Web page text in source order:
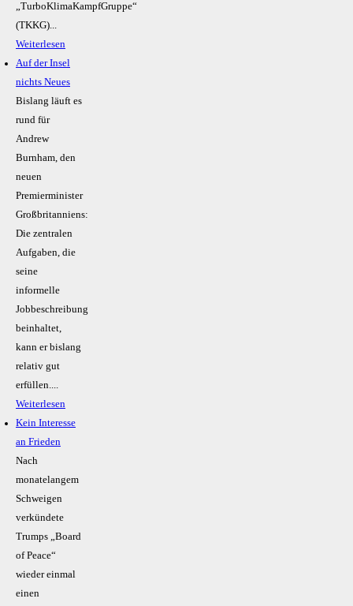
„TurboKlimaKampfGruppe“
(TKKG)...
Weiterlesen
Auf der Insel
nichts Neues
Bislang läuft es
rund für
Andrew
Burnham, den
neuen
Premierminister
Großbritanniens:
Die zentralen
Aufgaben, die
seine
informelle
Jobbeschreibung
beinhaltet,
kann er bislang
relativ gut
erfüllen....
Weiterlesen
Kein Inte­resse
an Frieden
Nach
monatelangem
Schweigen
verkündete
Trumps „Board
of Peace“
wieder einmal
einen